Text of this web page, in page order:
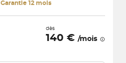
Garantie 12 mois
dès
140 € /mois